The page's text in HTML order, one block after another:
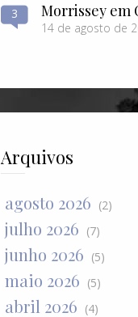
3 Morrissey em
14 de agosto de
Arquivos
agosto 2026 (2)
julho 2026 (7)
junho 2026 (5)
maio 2026 (5)
abril 2026 (4)